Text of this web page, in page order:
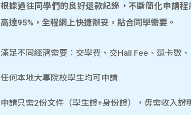
根據過往同學們的良好還款紀錄，不斷簡化申請
高達95%，全程網上快捷辦妥，貼合同學需要。
滿足不同經濟需要：交學費、交Hall Fee、還卡數
任何本地大專院校學生均可申請
申請只需2份文件（學生證+身份證），毋需收入證